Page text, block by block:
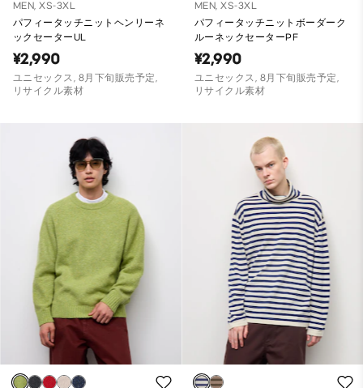
MEN, XS-3XL
パフィータッチニットヘンリーネ
ックセーターUL
¥2,990
ユニセックス, 8月下旬販売予定,
リサイクル素材
MEN, XS-3XL
パフィータッチニットボーダーク
ルーネックセーターPF
¥2,990
ユニセックス, 8月下旬販売予定,
リサイクル素材